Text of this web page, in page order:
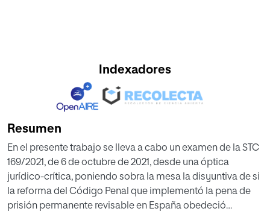
Indexadores
Resumen
En el presente trabajo se lleva a cabo un examen de la STC
169/2021, de 6 de octubre de 2021, desde una óptica
jurídico-crítica, poniendo sobra la mesa la disyuntiva de si
la reforma del Código Penal que implementó la pena de
prisión permanente revisable en España obedeció